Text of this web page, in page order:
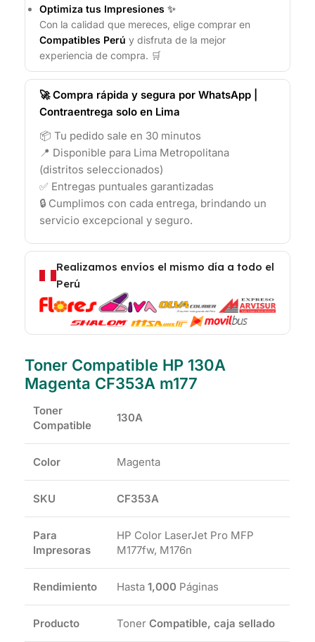
Optimiza tus Impresiones ✨
Con la calidad que mereces, elige comprar en
Compatibles Perú y disfruta de la mejor
experiencia de compra. 🛒
🚀 Compra rápida y segura por WhatsApp |
Contraentrega solo en Lima
📦 Tu pedido sale en 30 minutos
📍 Disponible para Lima Metropolitana
(distritos seleccionados)
✅ Entregas puntuales garantizadas
🔒 Cumplimos con cada entrega, brindando un
servicio excepcional y seguro.
Realizamos envíos el mismo día a todo el
Perú
Toner Compatible HP 130A
Magenta CF353A m177
Toner
Compatible
130A
Color Magenta
SKU CF353A
Para
Impresoras
HP Color LaserJet Pro MFP
M177fw, M176n
Rendimiento Hasta 1,000 Páginas
Producto Toner Compatible, caja sellado